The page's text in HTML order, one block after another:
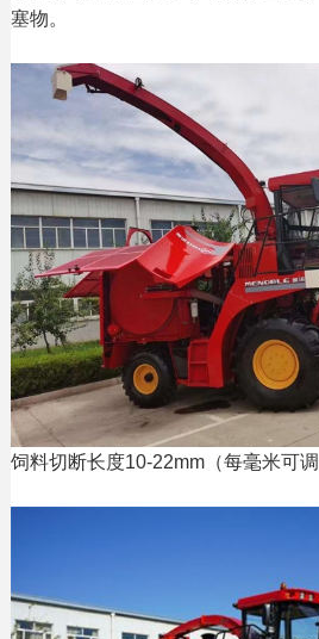
塞物。
饲料切断长度10-22mm（每毫米可